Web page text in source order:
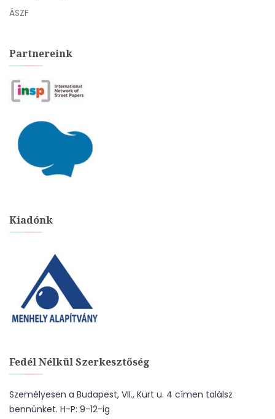
ÁSZF
Partnereink
Kiadónk
Fedél Nélkül Szerkesztőség
Személyesen a Budapest, VII., Kürt u. 4 címen találsz
bennünket. H-P: 9-12-ig